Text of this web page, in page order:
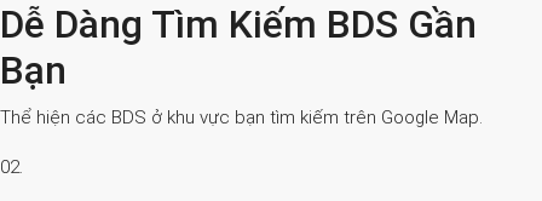
Dễ Dàng Tìm Kiếm BDS Gần
Bạn
Thể hiện các BDS ở khu vực bạn tìm kiếm trên Google Map.
02.